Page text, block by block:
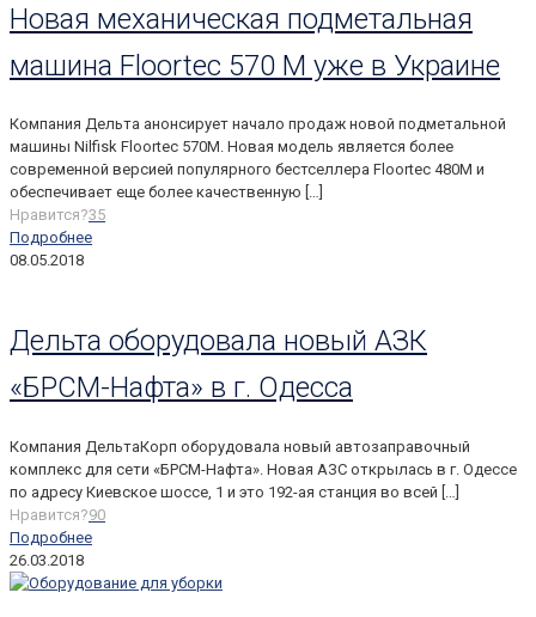
Новая механическая подметальная
машина Floortec 570 M уже в Украине
Компания Дельта анонсирует начало продаж новой подметальной
машины Nilfisk Floortec 570M. Новая модель является более
современной версией популярного бестселлера Floortec 480M и
обеспечивает еще более качественную […]
Нравится?35
Подробнее
08.05.2018
Дельта оборудовала новый АЗК
«БРСМ-Нафта» в г. Одесса
Компания ДельтаКорп оборудовала новый автозаправочный
комплекс для сети «БРСМ-Нафта». Новая АЗС открылась в г. Одессе
по адресу Киевское шоссе, 1 и это 192-ая станция во всей […]
Нравится?90
Подробнее
26.03.2018